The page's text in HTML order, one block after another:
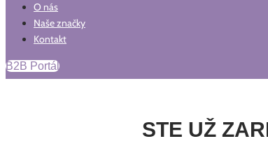
O nás
Naše značky
Kontakt
B2B Portál
STE UŽ